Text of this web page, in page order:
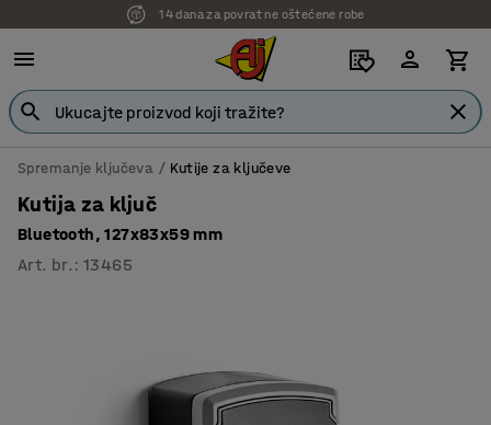
14 dana za povrat ne oštećene robe
Spremanje ključeva Kutije za ključeve
Kutija za ključ
Bluetooth, 127x83x59 mm
Art. br. :13465